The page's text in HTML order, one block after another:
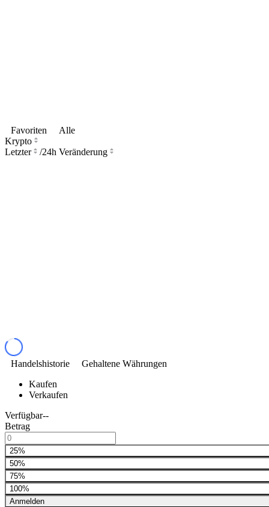
Favoriten
Alle
Krypto
Letzter
/24h Veränderung
Handelshistorie
Gehaltene Währungen
Kaufen
Verkaufen
Verfügbar--
Betrag
25%
50%
75%
100%
Anmelden